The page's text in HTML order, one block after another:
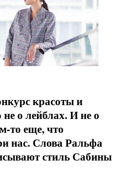
красоты и
о лейблах. И не о
то еще, что
нас. Слова Ральфа
стиль Сабины